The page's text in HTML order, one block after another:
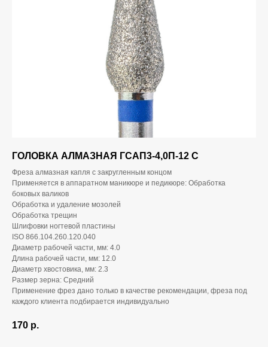
ГОЛОВКА АЛМАЗНАЯ ГСАП3-4,0П-12 С
Фреза алмазная капля с закругленным концом
Применяется в аппаратном маникюре и педикюре: Обработка
боковых валиков
Обработка и удаление мозолей
Обработка трещин
Шлифовки ногтевой пластины
ISO 866.104.260.120.040
Диаметр рабочей части, мм: 4.0
Длина рабочей части, мм: 12.0
Диаметр хвостовика, мм: 2.3
Размер зерна: Средний
Применение фрез дано только в качестве рекомендации, фреза под
каждого клиента подбирается индивидуально
170 р.